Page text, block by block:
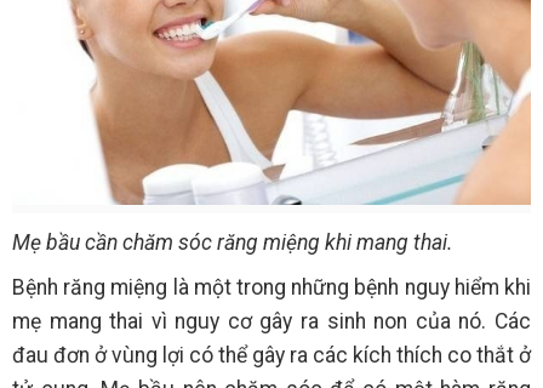
Mẹ bầu cần chăm sóc răng miệng khi mang thai.
Bệnh răng miệng là một trong những bệnh nguy hiểm khi
mẹ mang thai vì nguy cơ gây ra sinh non của nó. Các
đau đơn ở vùng lợi có thể gây ra các kích thích co thắt ở